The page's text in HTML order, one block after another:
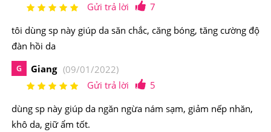
tốt.
Điểm nổi bật của
Quốc 30 Gói
Đây là một giải pháp lý tưởng để làm đẹp da, làm chậm
lại quá trình lão hóa được nhiều phụ nữ yêu thích. Sản
Gửi trả lời
7
tôi dùng sp này giúp da săn chắc, căng bóng, tăng cường độ
đàn hồi da
G Giang (09/01/2022)
Gửi trả lời
5
dùng sp này giúp da ngăn ngừa nám sạm, giảm nếp nhăn,
khô da, giữ ẩm tốt.